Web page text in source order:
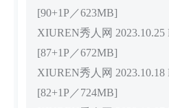
[90+1P／623MB]
XIUREN秀人网 2023.10.25
[87+1P／672MB]
XIUREN秀人网 2023.10.18
[82+1P／724MB]